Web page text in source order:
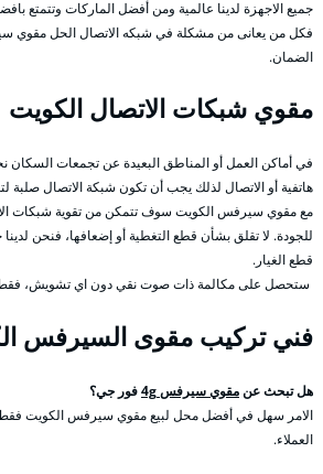
جميع الاجهزة لدينا عالمية ومن أفضل الماركات وتتمتع
فكل من يعانى من مشكلة في شبكه الاتصال الحل مقوي
الضمان.
مقوي شبكات الاتصال الكويت
في أماكن العمل أو المناطق البعيدة عن تجمعات السكان
هاتفية أو الاتصال لذلك يجب أن تكون شبكة الاتصال صلبة
مع مقوي سيرفس الكويت سوف تتمكن من تقوية شبكات
للجودة. لا تقلق بشأن قطع التغطية أو إضعافها، فنحن
قطع الغيار.
ستحصل على مكالمة ذات صوت نقي دون اي تشويش، فقط
فني تركيب مقوى السيرفس
هل تبحث عنمقوي سيرفس 4g
فور جي؟
الامر سهل في أفضل محل لبيع مقوي سيرفس الكويت فقط
العملاء.